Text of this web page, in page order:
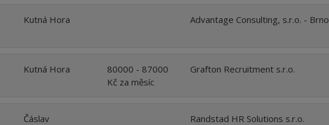
Kutná Hora Advantage Consulting, s.r.o. - Brno
Kutná Hora
80000 - 87000
Kč za měsíc
Grafton Recruitment s.r.o.
Čáslav Randstad HR Solutions s.r.o.